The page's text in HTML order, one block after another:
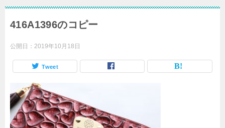
416A1396のコピー
公開日： 2019年10月18日
Tweet